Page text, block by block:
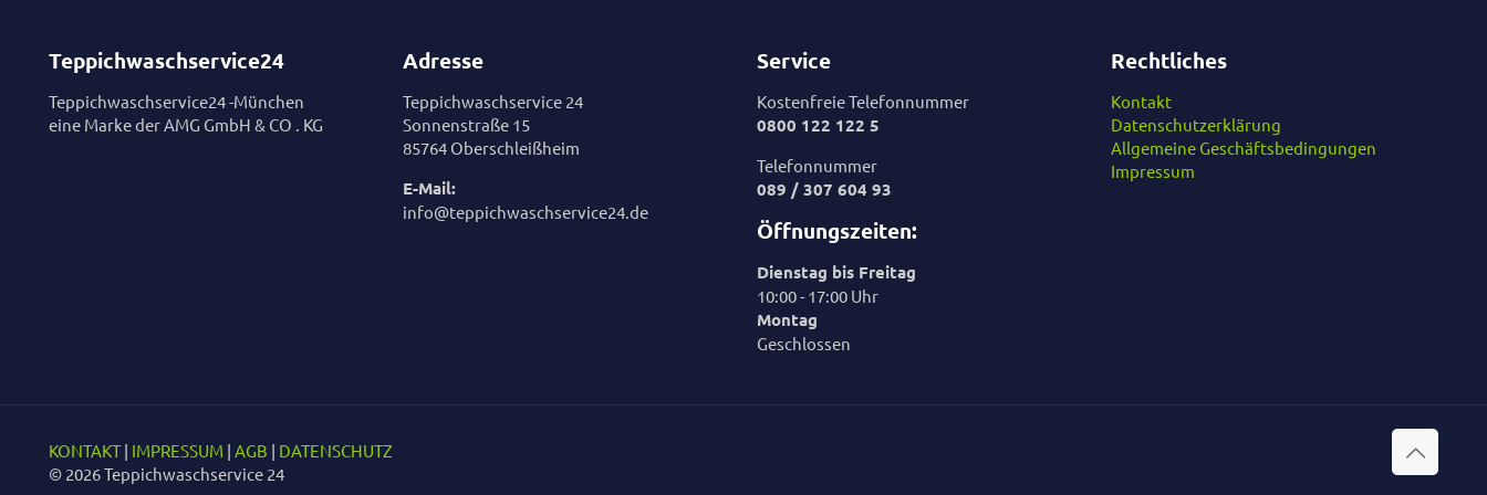
Teppichwaschservice24
Teppichwaschservice24 -München
eine Marke der AMG GmbH & CO . KG
Adresse
Teppichwaschservice 24
Sonnenstraße 15
85764 Oberschleißheim
E-Mail:
info@teppichwaschservice24.de
Service
Kostenfreie Telefonnummer
0800 122 122 5
Telefonnummer
089 / 307 604 93
Öffnungszeiten:
Dienstag bis Freitag
10:00 - 17:00 Uhr
Montag
Geschlossen
Rechtliches
Kontakt
Datenschutzerklärung
Allgemeine Geschäftsbedingungen
Impressum
KONTAKT| IMPRESSUM | AGB | DATENSCHUTZ
© 2026 Teppichwaschservice 24